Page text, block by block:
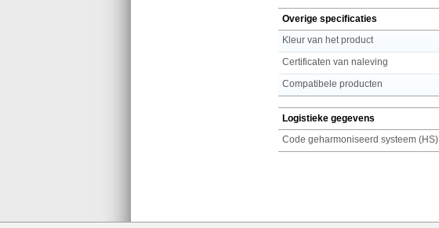
Overige specificaties
Kleur van het product
Certificaten van naleving
Compatibele producten
Logistieke gegevens
Code geharmoniseerd systeem (HS)